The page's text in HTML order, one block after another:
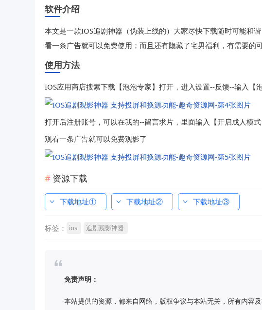
软件介绍
本文是一款IOS追剧神器（伪装上线的）大家尽快下载随时可能和
看一条广告就可以免费使用；而且还有隐藏了宅男福利，有需要的可
使用方法
IOS应用商店搜索下载【泡泡专家】打开，进入设置--反馈--输入【
打开后注册账号，可以在我的--留言求片，里面输入【开启成人模
观看一条广告就可以免费观影了
资源下载
下载地址① 下载地址② 下载地址③
标签： ios 追剧观影神器
免责声明：
本站提供的资源，都来自网络，版权争议与本站无关，所有内容